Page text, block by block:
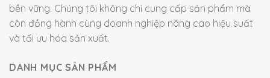
bền vững. Chúng tôi không chỉ cung cấp sản phẩm mà
còn đồng hành cùng doanh nghiệp nâng cao hiệu suất
và tối ưu hóa sản xuất.
DANH MỤC SẢN PHẨM